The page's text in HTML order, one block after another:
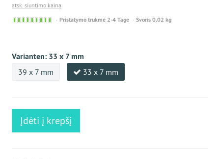
atsk. siuntimo kaina
Sofort
Pristatymo trukmė 2-4 Tage Svoris 0,02 kg
Varianten: 33 x 7 mm
39 x 7 mm 33 x 7 mm
Įdėti į krepšį